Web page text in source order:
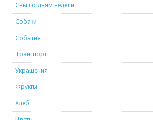
Сны по дням недели
Собаки
События
Транспорт
Украшения
Фрукты
Хлеб